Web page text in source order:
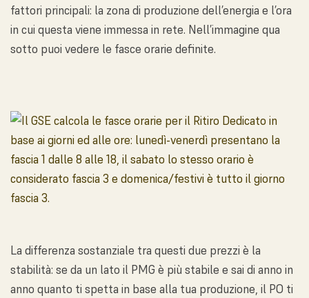
fattori principali: la zona di produzione dell’energia e l’ora
in cui questa viene immessa in rete. Nell’immagine qua
sotto puoi vedere le fasce orarie definite.
La differenza sostanziale tra questi due prezzi è la
stabilità: se da un lato il PMG è più stabile e sai di anno in
anno quanto ti spetta in base alla tua produzione, il PO ti